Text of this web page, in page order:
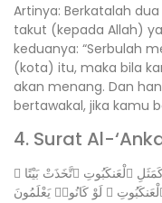
Artinya: Berkatalah
takut (kepada Allah)
keduanya: “Serbulah
(kota) itu, maka bila
akan menang. Dan
bertawakal, jika kamu
4. Surat Al-
ٱلْعَنكَبُوتِ ٱتَّخَذَتْ بَيْتًا
لَوْ كَانُوا۟ يَعْلَمُونَ